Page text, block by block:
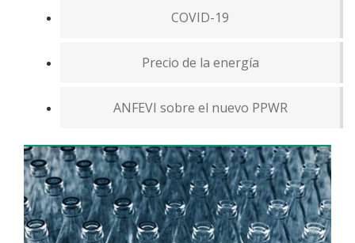
COVID-19
Precio de la energía
ANFEVI sobre el nuevo PPWR